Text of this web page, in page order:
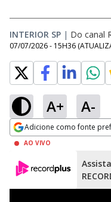
INTERIOR SP | Do canal
07/07/2026 - 15H36
A+ A-
Adicione como fonte
Opens in new window
AO VIVO